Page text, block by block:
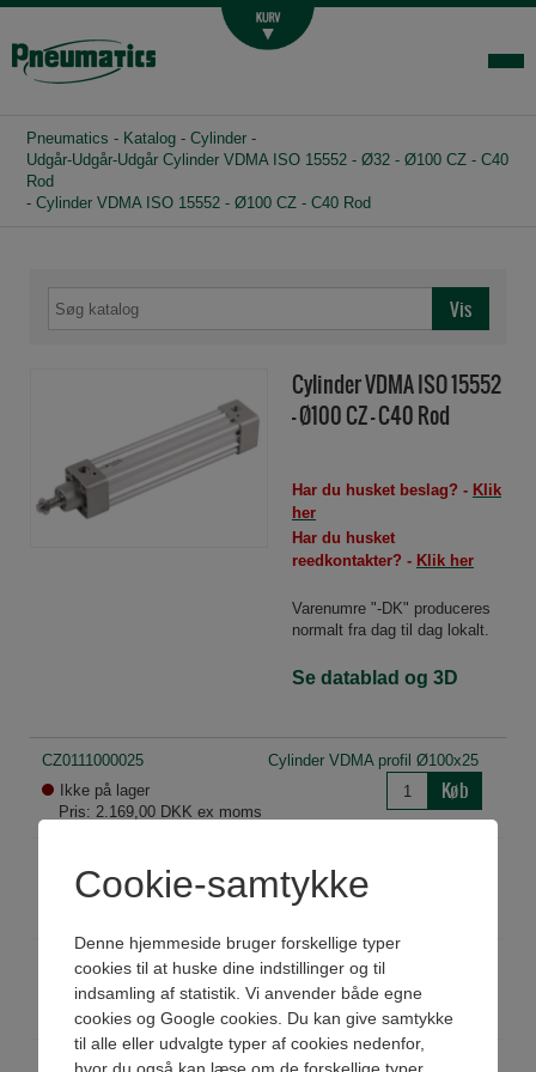
Fittings og slange
Handelsbetingelser
Agenturer
Kontakt
Pneumatics - Katalog - Cylinder -
Udgår-Udgår-Udgår Cylinder VDMA ISO 15552 - Ø32 - Ø100 CZ - C40
Rod
- Cylinder VDMA ISO 15552 - Ø100 CZ - C40 Rod
Cylinder VDMA ISO 15552
- Ø100 CZ - C40 Rod
Har du husket beslag? - Klik
her
Har du husket
reedkontakter? - Klik her
Varenumre "-DK" produceres
normalt fra dag til dag lokalt.
Se datablad og 3D
CZ0111000025
Cylinder VDMA profil Ø100x25
Ikke på lager
Pris: 2.169,00 DKK ex moms
Køb
Ikke på lager
CZ0111000080
Cylinder VDMA profil Ø100x80
Ikke på lager
Pris: 2.264,00 DKK ex moms
CZ0111000100
Cylinder VDMA profil Ø100x100
Cookie-samtykke
Denne hjemmeside bruger forskellige typer
cookies til at huske dine indstillinger og til
indsamling af statistik. Vi anvender både egne
cookies og Google cookies. Du kan give samtykke
til alle eller udvalgte typer af cookies nedenfor,